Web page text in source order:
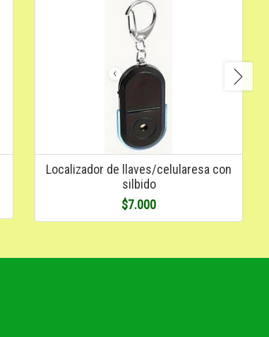
Localizador de llaves/celularesa con
silbido
$7.000